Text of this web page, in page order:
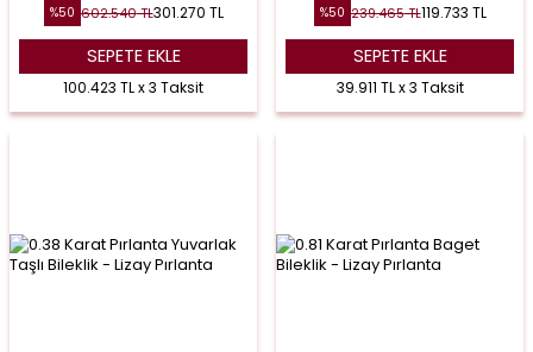
%50 602.540TL301.270 TL
SEPETE EKLE
100.423 TL x 3 Taksit
%50 239.465TL119.733 TL
SEPETE EKLE
39.911 TL x 3 Taksit